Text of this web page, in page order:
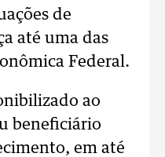
de
até uma das
Federal.
ao
beneficiário
em até